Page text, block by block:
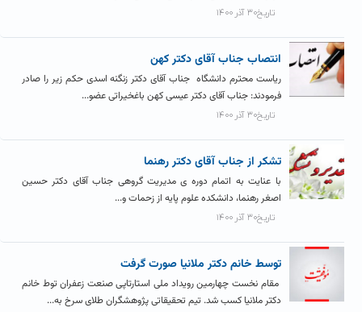
تاریخ۳۰ آذر ۱۴۰۰
انتصاب جناب آقای دکتر کهن
ریاست محترم دانشگاه جناب آقای دکتر زنگنه اسدی حکم زیر را صادر
فرمودند: جناب آقای دکتر عیسی کهن باغخیراتی عضو...
تاریخ۳۰ آذر ۱۴۰۰
تشکر از جناب آقای دکتر رهنما
با عنایت به اتمام دوره ی مدیریت گروهی جناب آقای دکتر حسین
اصغر رهنما، دانشکده علوم پایه از زحمات و...
تاریخ۳۰ آذر ۱۴۰۰
توسط خانم دکتر ملانیا صورت گرفت
مقام نخست چهارمین رویداد ملی استارتاپی صنعت زعفران توط خانم
دکتر ملانیا کسب شد. تیم تحقیقاتی پژوهشگران طلای سرخ به...